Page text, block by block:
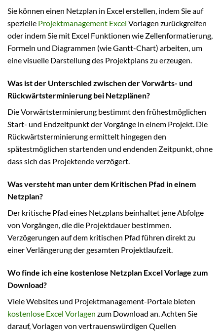
Sie können einen Netzplan in Excel erstellen, indem Sie auf
spezielle Projektmanagement Excel Vorlagen zurückgreifen
oder indem Sie mit Excel Funktionen wie Zellenformatierung,
Formeln und Diagrammen (wie Gantt-Chart) arbeiten, um
eine visuelle Darstellung des Projektplans zu erzeugen.
Was ist der Unterschied zwischen der Vorwärts- und
Rückwärtsterminierung bei Netzplänen?
Die Vorwärtsterminierung bestimmt den frühestmöglichen
Start- und Endzeitpunkt der Vorgänge in einem Projekt. Die
Rückwärtsterminierung ermittelt hingegen den
spätestmöglichen startenden und endenden Zeitpunkt, ohne
dass sich das Projektende verzögert.
Was versteht man unter dem Kritischen Pfad in einem
Netzplan?
Der kritische Pfad eines Netzplans beinhaltet jene Abfolge
von Vorgängen, die die Projektdauer bestimmen.
Verzögerungen auf dem kritischen Pfad führen direkt zu
einer Verlängerung der gesamten Projektlaufzeit.
Wo finde ich eine kostenlose Netzplan Excel Vorlage zum
Download?
Viele Websites und Projektmanagement-Portale bieten
kostenlose Excel Vorlagen zum Download an. Achten Sie
darauf, Vorlagen von vertrauenswürdigen Quellen